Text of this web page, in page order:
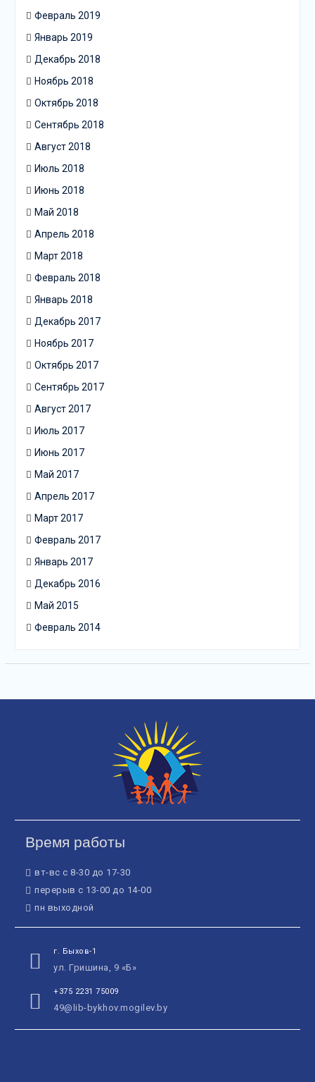
Февраль 2019
Январь 2019
Декабрь 2018
Ноябрь 2018
Октябрь 2018
Сентябрь 2018
Август 2018
Июль 2018
Июнь 2018
Май 2018
Апрель 2018
Март 2018
Февраль 2018
Январь 2018
Декабрь 2017
Ноябрь 2017
Октябрь 2017
Сентябрь 2017
Август 2017
Июль 2017
Июнь 2017
Май 2017
Апрель 2017
Март 2017
Февраль 2017
Январь 2017
Декабрь 2016
Май 2015
Февраль 2014
Время работы
вт-вс с 8-30 до 17-30
перерыв с 13-00 до 14-00
пн выходной
г. Быхов-1
ул. Гришина, 9 «Б»
+375 2231 75009
49@lib-bykhov.mogilev.by